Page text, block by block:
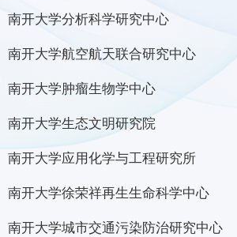
南开大学分析科学研究中心
南开大学航空航天联合研究中心
南开大学肿瘤生物学中心
南开大学生态文明研究院
南开大学应用化学与工程研究所
南开大学徐荣祥再生生命科学中心
南开大学城市交通污染防治研究中心